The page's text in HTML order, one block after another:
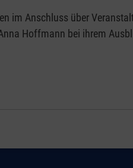
im Anschluss über
Hoffmann bei ihrem